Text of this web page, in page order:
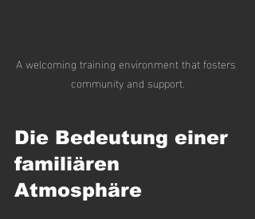
A welcoming training environment that fosters
community and support.
Die Bedeutung einer
familiären
Atmosphäre